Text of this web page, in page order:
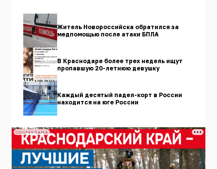
Житель Новороссийска обратился за
медпомощью после атаки БПЛА
В Краснодаре более трех недель ищут
пропавшую 20-летнюю девушку
Каждый десятый падел-корт в России
находится на юге России
СОЦРЕКЛАМА